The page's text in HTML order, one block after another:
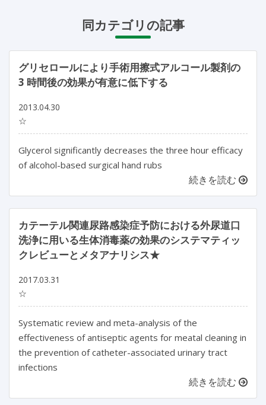
同カテゴリの記事
グリセロールにより手術用擦式アルコール製剤の
3 時間後の効果が有意に低下する
2013.04.30
☆
Glycerol significantly decreases the three hour efficacy
of alcohol-based surgical hand rubs
続きを読む
カテーテル関連尿路感染症予防における外尿道口
洗浄に用いる生体消毒薬の効果のシステマティッ
クレビューとメタアナリシス★
2017.03.31
☆
Systematic review and meta-analysis of the
effectiveness of antiseptic agents for meatal cleaning in
the prevention of catheter-associated urinary tract
infections
続きを読む